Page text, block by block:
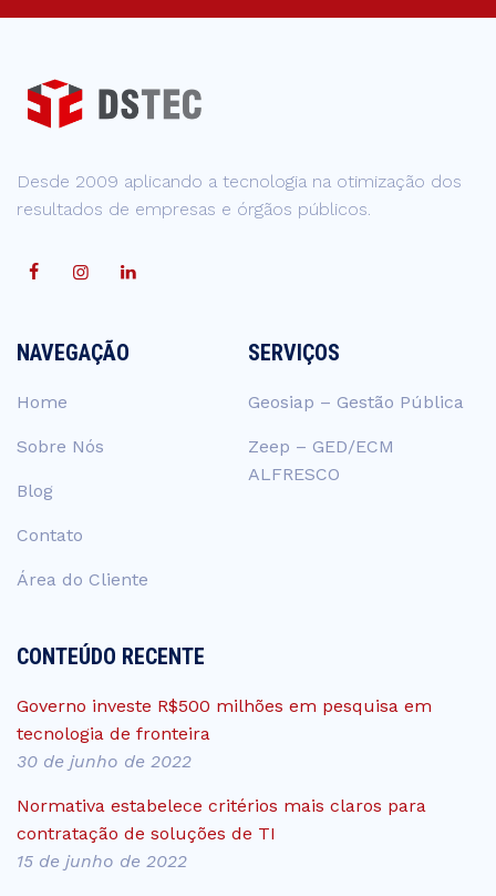
Desde 2009 aplicando a tecnologia na otimização dos
resultados de empresas e órgãos públicos.
NAVEGAÇÃO
Home
Sobre Nós
Blog
Contato
Área do Cliente
SERVIÇOS
Geosiap – Gestão Pública
Zeep – GED/ECM
ALFRESCO
CONTEÚDO RECENTE
Governo investe R$500 milhões em pesquisa em
tecnologia de fronteira
30 de junho de 2022
Normativa estabelece critérios mais claros para
contratação de soluções de TI
15 de junho de 2022